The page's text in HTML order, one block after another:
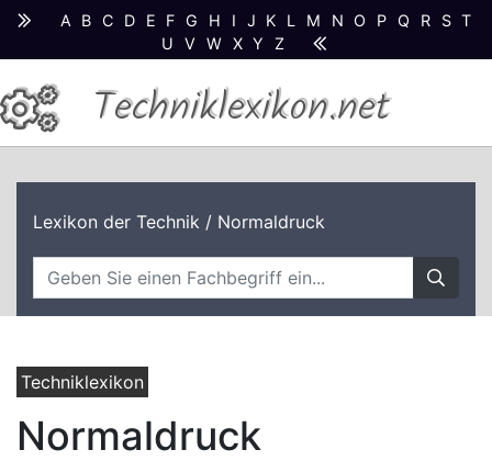
A B C D E F G H I J K L M N O P Q R S T
U
V W X Y Z
Techniklexikon.net
Lexikon der Technik / Normaldruck
Techniklexikon
Normaldruck